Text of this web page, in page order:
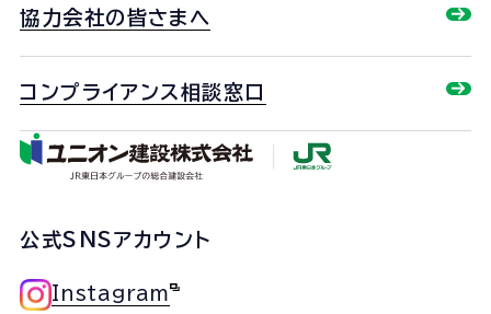
協力会社の皆さまへ
コンプライアンス相談窓口
公式SNSアカウント
Instagram